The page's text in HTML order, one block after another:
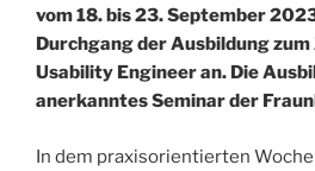
vom 18. bis 23. September
Durchgang der Ausbildung
Usability Engineer an. Die
anerkanntes Seminar der
In dem praxisorientierten